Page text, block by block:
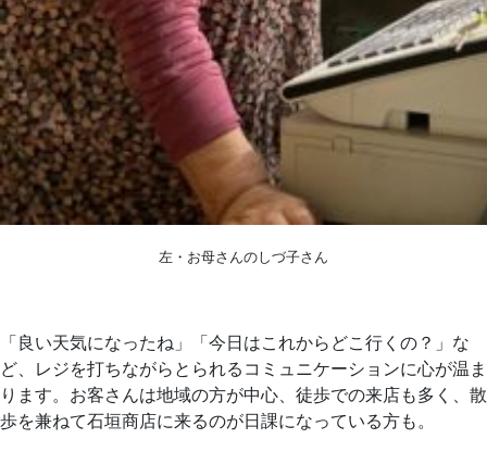
左・お母さんのしづ子さん
「良い天気になったね」「今日はこれからどこ行くの？」な
ど、レジを打ちながらとられるコミュニケーションに心が温ま
ります。お客さんは地域の方が中心、徒歩での来店も多く、散
歩を兼ねて石垣商店に来るのが日課になっている方も。